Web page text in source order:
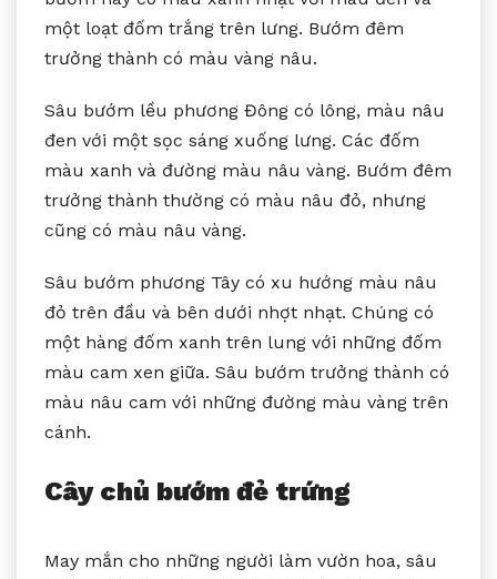
một loạt đốm trắng trên lưng. Bướm đêm
trưởng thành có màu vàng nâu.
Sâu bướm lều phương Đông có lông, màu nâu
đen với một sọc sáng xuống lưng. Các đốm
màu xanh và đường màu nâu vàng. Bướm đêm
trưởng thành thường có màu nâu đỏ, nhưng
cũng có màu nâu vàng.
Sâu bướm phương Tây có xu hướng màu nâu
đỏ trên đầu và bên dưới nhợt nhạt. Chúng có
một hàng đốm xanh trên lung với những đốm
màu cam xen giữa. Sâu bướm trưởng thành có
màu nâu cam với những đường màu vàng trên
cánh.
Cây chủ bướm đẻ trứng
May mắn cho những người làm vườn hoa, sâu